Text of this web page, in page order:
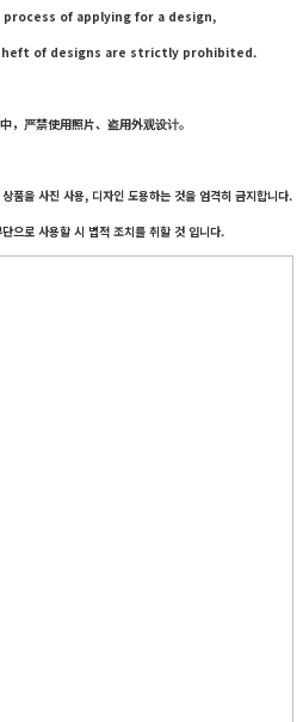
of applying for a design,
of designs are strictly prohibited.
，严禁使用照片、盗用外观设计。
품을 사진 사용, 디자인 도용하는 것을 엄격히 금지합니다.
으로 사용할 시 법적 조치를 취할 것 입니다.